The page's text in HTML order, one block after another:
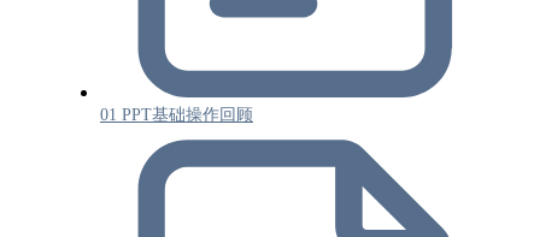
01 PPT基础操作回顾